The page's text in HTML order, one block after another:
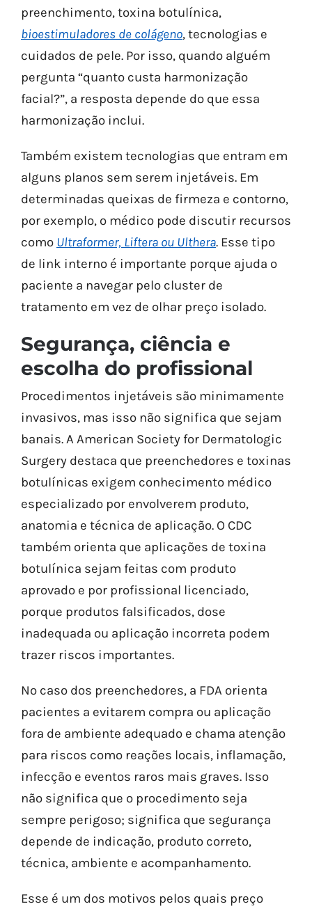
preenchimento, toxina botulínica,
bioestimuladores de colágeno, tecnologias e
cuidados de pele. Por isso, quando alguém
pergunta “quanto custa harmonização
facial?”, a resposta depende do que essa
harmonização inclui.
Também existem tecnologias que entram em
alguns planos sem serem injetáveis. Em
determinadas queixas de firmeza e contorno,
por exemplo, o médico pode discutir recursos
como Ultraformer, Liftera ou Ulthera. Esse tipo
de link interno é importante porque ajuda o
paciente a navegar pelo cluster de
tratamento em vez de olhar preço isolado.
Segurança, ciência e
escolha do profissional
Procedimentos injetáveis são minimamente
invasivos, mas isso não significa que sejam
banais. A American Society for Dermatologic
Surgery destaca que preenchedores e toxinas
botulínicas exigem conhecimento médico
especializado por envolverem produto,
anatomia e técnica de aplicação. O CDC
também orienta que aplicações de toxina
botulínica sejam feitas com produto
aprovado e por profissional licenciado,
porque produtos falsificados, dose
inadequada ou aplicação incorreta podem
trazer riscos importantes.
No caso dos preenchedores, a FDA orienta
pacientes a evitarem compra ou aplicação
fora de ambiente adequado e chama atenção
para riscos como reações locais, inflamação,
infecção e eventos raros mais graves. Isso
não significa que o procedimento seja
sempre perigoso; significa que segurança
depende de indicação, produto correto,
técnica, ambiente e acompanhamento.
Esse é um dos motivos pelos quais preço